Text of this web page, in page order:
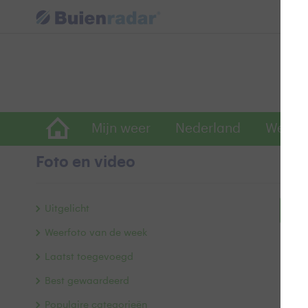
Mijn weer Nederland
Foto en video
Uitgelicht
Weerfoto van de week
Laatst toegevoegd
Best gewaardeerd
Populaire categorieën